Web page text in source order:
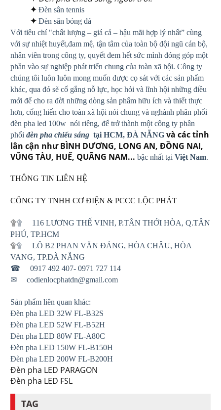
✦Đèn sân tennis
✦Đèn sân bóng đá
Với tiêu chí "chất lượng – giá cả – hậu mãi hợp lý nhất” cùng
với sự nhiệt huyết,đam mệ, tận tâm của toàn bộ đội ngũ cán bộ,
nhân viên trong công ty, quyết đem hết sức mình đóng góp một
phần vào sự nghiệp phát triển chung của toàn xã hội. Công ty
chúng tôi luôn luôn mong muốn được cọ sát với các sản phẩm
khác, qua đó sẽ cố gắng nỗ lực, học hỏi và lĩnh hội những điều
mới để cho ra đời những dòng sản phẩm hữu ích và thiết thực
hơn, cống hiến cho toàn xã hội nói chung và nghành phân phối
đèn pha led 100w nói riêng, để trở thành một công ty phân
phối đèn pha chiếu sáng tại HCM, ĐÀ NẴNGvà các tỉnh
lân cận như BÌNH DƯƠNG, LONG AN, ĐỒNG NAI,
VŨNG TÀU, HUẾ, QUÃNG NAM...bậc nhất tạiViệt Nam.
THÔNG TIN LIÊN HỆ
CÔNG TY TNHH CƠ ĐIỆN & PCCC LỘC PHÁT
۩۩
116 LƯƠNG THẾ VINH, P.TÂN THỚI HÒA, Q.TÂN
PHÚ, TP.HCM
۩۩
LÔ B2 PHAN VĂN ĐÁNG, HÒA CHÂU, HÒA
VANG, TP.ĐÀ NẴNG
☎
0917 492 407- 0971 727 114
✉ codienlocphatdn@gmail.com
Sản phẩm liên quan khác:
Đèn pha LED 32W FL-B32S
Đèn pha LED 52W FL-B52H
Đèn pha LED 80W FL-A80C
Đèn pha LED 150W FL-B150H
Đèn pha LED 200W FL-B200H
Đèn pha LED PARAGON
Đèn pha LED FSL
TAG